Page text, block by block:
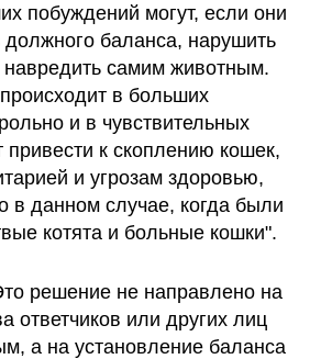
побуждений могут, если они
баланса, нарушить
навредить самим животным.
в больших
и в чувствительных
привести к скоплению кошек,
и угрозам здоровью,
в данном случае, когда были
котята и больные кошки".
решение не направлено на
ответчиков или других лиц
а на установление баланса